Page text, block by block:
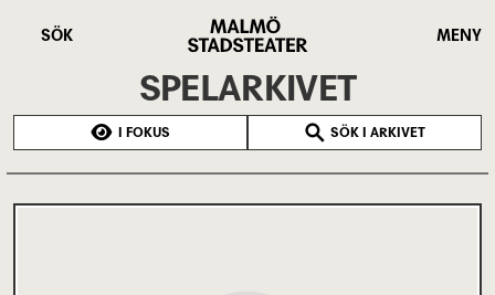
SÖK
Stadsteater
MENY
SPELARKIVET
I FOKUS SÖK I ARKIVET